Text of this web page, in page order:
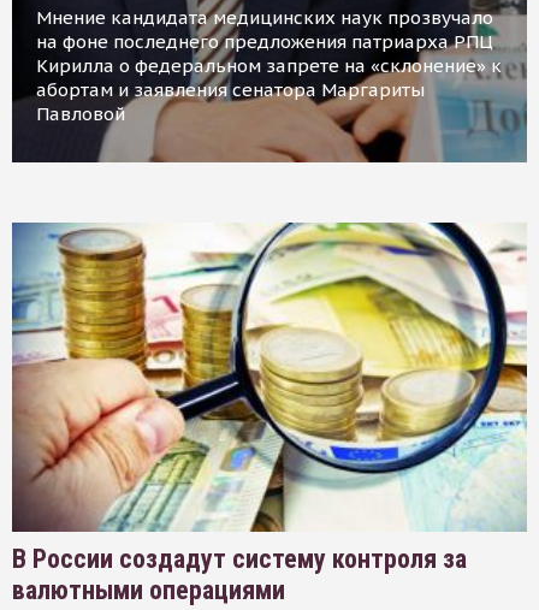
Мнение кандидата медицинских наук прозвучало
на фоне последнего предложения патриарха РПЦ
Кирилла о федеральном запрете на «склонение» к
абортам и заявления сенатора Маргариты
Павловой
В России создадут систему контроля за
валютными операциями